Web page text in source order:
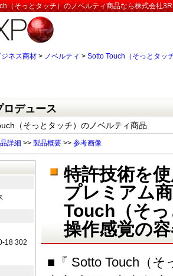
（そっとタッチ）のノベルティ商品なら株式会社
ジネス商材 > ノベルティ > Sotto Touch（そっとタッ
ロデュース
（そっとタッチ）のノベルティ商品
詳細 >> 製品概要 >> 参考画像
特許技術を
プレミアム
Touch（そ
操作感覚の
■『 Sotto Touch（
18 302